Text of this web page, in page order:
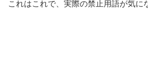
これはこれで、実際の禁止用語が気に